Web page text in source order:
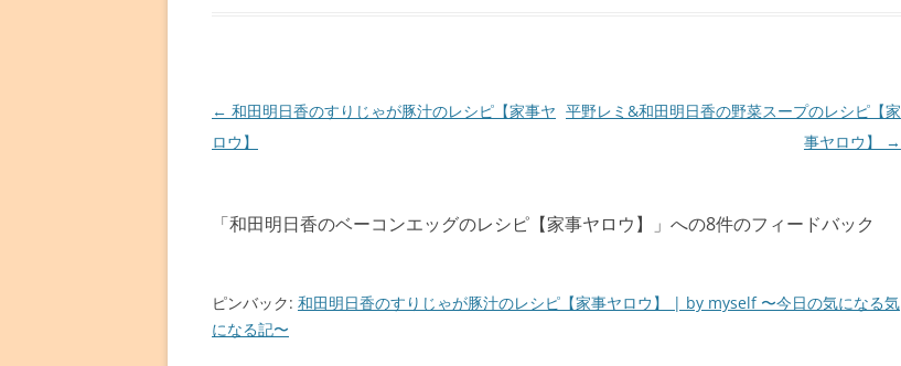
投
稿
シ
ョ
← 和田明日香のすりじゃが豚汁のレシピ【家事ヤ
ロウ】
平野レミ&和田明日香の野菜スープのレシピ【家
事ヤロウ】
→
「和田明日香のベーコンエッグのレシピ【家事ヤロウ】 」への8件のフィードバック
ピンバック: 和田明日香のすりじゃが豚汁のレシピ【家事ヤロウ】 | by myself 〜今日の気になる気
になる記〜